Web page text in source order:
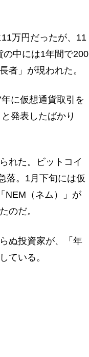
万円だったが、11
の中には1年間で200
者」が現われた。
に仮想通貨取引を
発表したばかり
れた。ビットコイ
落。1月下旬には仮
NEM（ネム）」が
のだ。
ぬ投資家が、「年
ている。